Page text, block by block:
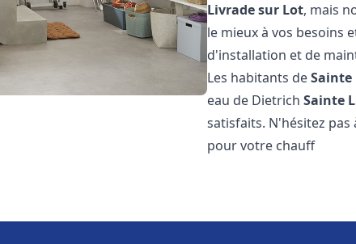
Livrade sur Lot, mais
le mieux à vos besoins
d'installation et de
Les habitants deSainte
eau de DietrichSainte
satisfaits. N'hésitez
pour votre chauff